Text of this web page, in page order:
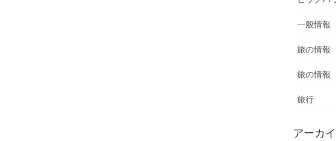
一般情報
旅の情報
旅の情報
旅行
アーカ